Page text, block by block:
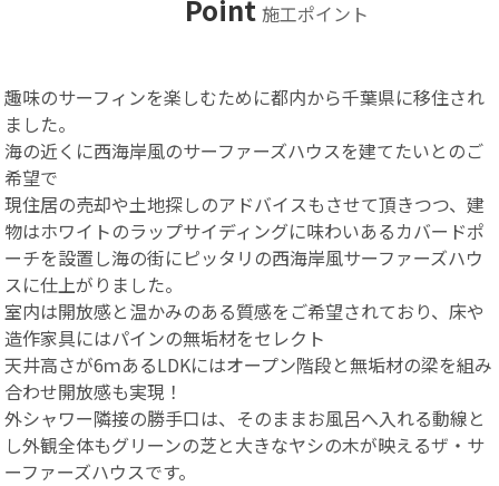
Point 施工ポイント
趣味のサーフィンを楽しむために都内から千葉県に移住され
ました。
海の近くに西海岸風のサーファーズハウスを建てたいとのご
希望で
現住居の売却や土地探しのアドバイスもさせて頂きつつ、建
物はホワイトのラップサイディングに味わいあるカバードポ
ーチを設置し海の街にピッタリの西海岸風サーファーズハウ
スに仕上がりました。
室内は開放感と温かみのある質感をご希望されており、床や
造作家具にはパインの無垢材をセレクト
天井高さが6ｍあるLDKにはオープン階段と無垢材の梁を組み
合わせ開放感も実現！
外シャワー隣接の勝手口は、そのままお風呂へ入れる動線と
し外観全体もグリーンの芝と大きなヤシの木が映えるザ・サ
ーファーズハウスです。